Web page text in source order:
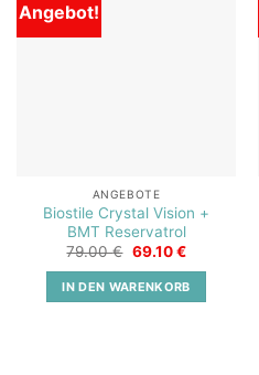
Angebot!
ANGEBOTE
Biostile Crystal Vision +
BMT Reservatrol
79.00€ Ursprünglicher
war:
79.00 €
69.10€Aktueller
ist:
69.10 €.
IN DEN WARENKORB